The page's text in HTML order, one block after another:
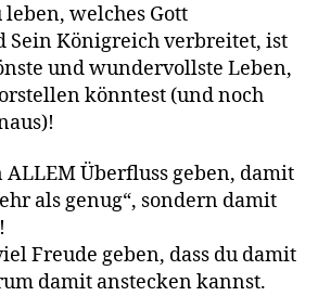
leben, welches Gott
Königreich verbreitet, ist
und wundervollste Leben,
könntest (und noch
Überfluss geben, damit
als genug“, sondern damit
Freude geben, dass du damit
damit anstecken kannst.